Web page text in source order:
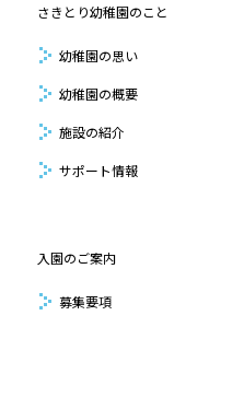
さきとり幼稚園のこと
幼稚園の思い
幼稚園の概要
施設の紹介
サポート情報
入園のご案内
募集要項